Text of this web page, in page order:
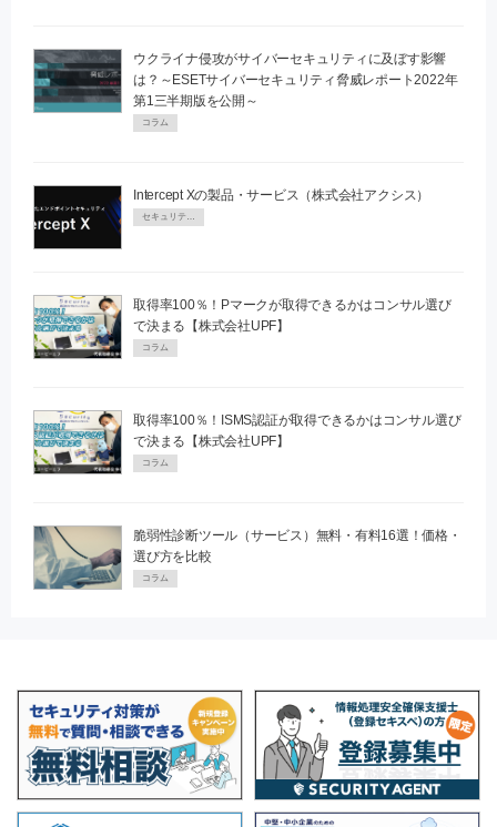
ウクライナ侵攻がサイバーセキュリティに及ぼす影響
は？～ESETサイバーセキュリティ脅威レポート2022年
第1三半期版を公開～
コラム
Intercept Xの製品・サービス（株式会社アクシス）
セキュリティPR
取得率100％！Pマークが取得できるかはコンサル選び
で決まる【株式会社UPF】
コラム
取得率100％！ISMS認証が取得できるかはコンサル選び
で決まる【株式会社UPF】
コラム
脆弱性診断ツール（サービス）無料・有料16選！価格・
選び方を比較
コラム